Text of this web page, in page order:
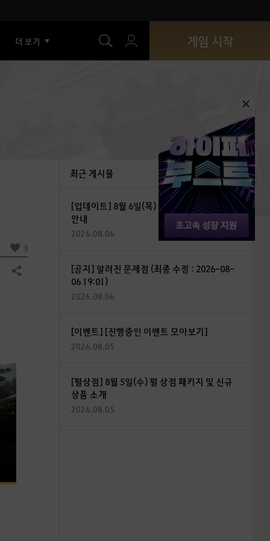
더 보기 게임 시작
3
공유하기
최근 게시물
[업데이트] 8월 6일(목) 최신 버전 업데이트
안내
2026.08.06
[공지] 알려진 문제점 (최종 수정 : 2026-08-
06 19:01)
2026.08.06
[이벤트] [진행중인 이벤트 모아보기]
2026.08.05
[펄상점] 8월 5일(수) 펄 상점 패키지 및 신규
상품 소개
2026.08.05